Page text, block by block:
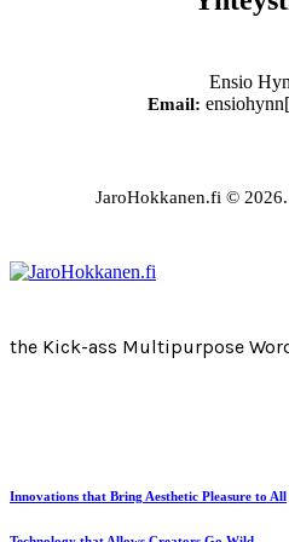
Ensio
Email:
JaroHokkanen.fi ©
the Kick-ass Multipurpose
Innovations that Bring Aesthetic Pleasure to All